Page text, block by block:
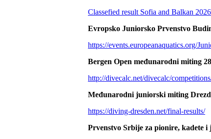
Classefied result Sofia and Balkan
Evropsko Juniorsko Prvenstvo
https://events.europeanaquatics.org/
Bergen Open međunarodni miting
http://divecalc.net/divecalc/
Međunarodni juniorski miting
https://diving-dresden.net/final-results/
Prvenstvo Srbije za pionire, kadete